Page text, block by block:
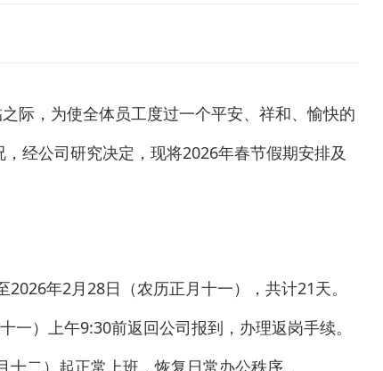
际，为使全体员工度过一个平安、祥和、愉快的
经公司研究决定，现将2026年春节假期安排及
年2月28日（农历正月十一），共计21天。
）上午9:30前返回公司报到，办理返岗手续。
二）起正常上班，恢复日常办公秩序。